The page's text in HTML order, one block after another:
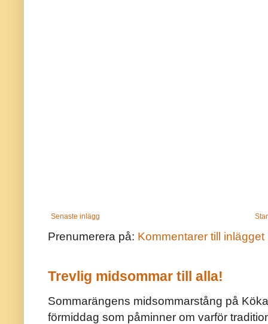
Senaste inlägg
Prenumerera på: Kommentarer till inlägget
Trevlig midsommar till alla!
Sommarängens midsommarstång på
förmiddag som påminner om varför